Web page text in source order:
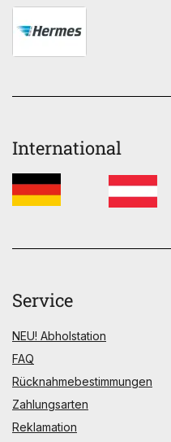
International
Service
NEU! Abholstation
FAQ
Rücknahmebestimmungen
Zahlungsarten
Reklamation